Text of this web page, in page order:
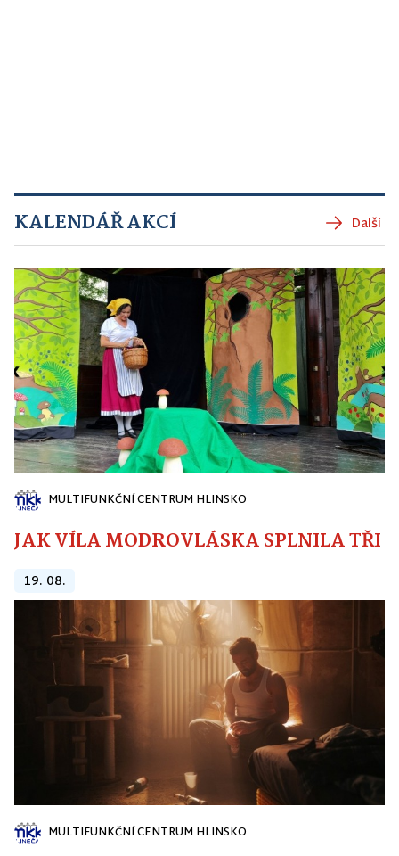
KALENDÁŘ AKCÍ Další
MULTIFUNKČNÍ CENTRUM HLINSKO
JAK VÍLA MODROVLÁSKA SPLNILA
19. 08.
MULTIFUNKČNÍ CENTRUM HLINSKO